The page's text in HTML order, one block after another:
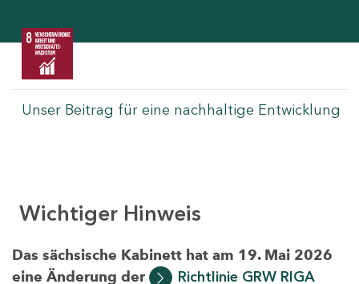
Unser Beitrag für eine nachhaltige Entwicklung
Wichtiger Hinweis
Das sächsische Kabinett hat am 19. Mai 2026
eine Änderung der
Richtlinie GRW RIGA